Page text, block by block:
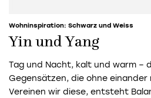
Wohninspiration: Schwarz und Weiss
Yin und Yang
Tag und Nacht, kalt und warm –
Gegensätzen, die ohne
Vereinen wir diese, entsteht